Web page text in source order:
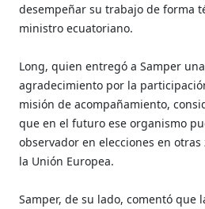
desempeñar su trabajo de forma
ministro ecuatoriano.
Long, quien entregó a Samper
agradecimiento por la
misión de acompañamiento,
que en el futuro ese organismo
observador en elecciones en
la Unión Europea.
Samper, de su lado, comentó que